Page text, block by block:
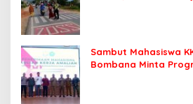
Sambut Mahasiswa
Bombana Minta